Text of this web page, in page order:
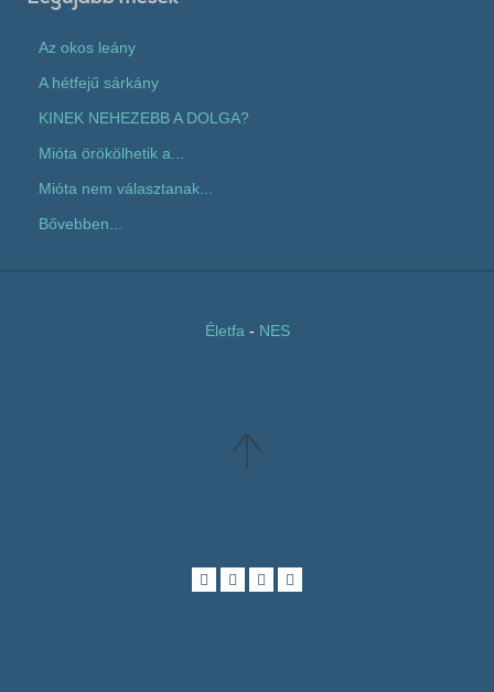
Az okos leány
A hétfejű sárkány
KINEK NEHEZEBB A DOLGA?
Mióta örökölhetik a...
Mióta nem választanak...
Bővebben...
Életfa - NES